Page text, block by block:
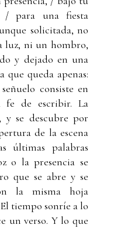
/ para una fiesta
solicitada, no
luz, ni un hombro,
y dejado en una
que queda apenas:
consiste en
fe de escribir. La
y se descubre por
de la escena
últimas palabras
o la presencia se
que se abre y se
la misma hoja
tiempo sonríe a lo
un verso. Y lo que